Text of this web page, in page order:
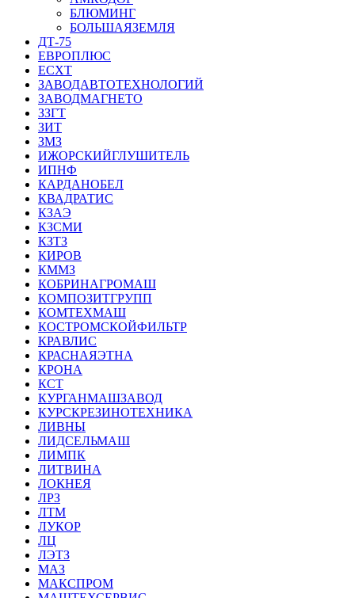
БЛЮМИНГ
БОЛЬШАЯЗЕМЛЯ
ДТ-75
ЕВРОПЛЮС
ЕСХТ
ЗАВОДАВТОТЕХНОЛОГИЙ
ЗАВОДМАГНЕТО
ЗЗГТ
ЗИТ
ЗМЗ
ИЖОРСКИЙГЛУШИТЕЛЬ
ИПНФ
КАРДАНОБЕЛ
КВАДРАТИС
КЗАЭ
КЗСМИ
КЗТЗ
КИРОВ
КММЗ
КОБРИНАГРОМАШ
КОМПОЗИТГРУПП
КОМТЕХМАШ
КОСТРОМСКОЙФИЛЬТР
КРАВЛИС
КРАСНАЯЭТНА
КРОНА
КСТ
КУРГАНМАШЗАВОД
КУРСКРЕЗИНОТЕХНИКА
ЛИВНЫ
ЛИДСЕЛЬМАШ
ЛИМПК
ЛИТВИНА
ЛОКНЕЯ
ЛРЗ
ЛТМ
ЛУКОР
ЛЦ
ЛЭТЗ
МАЗ
МАКСПРОМ